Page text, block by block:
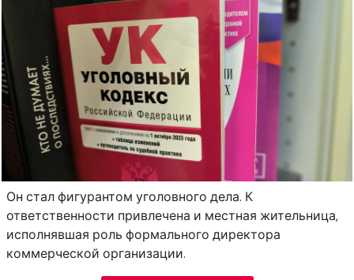
Он стал фигурантом уголовного дела. К
ответственности привлечена и местная жительница,
исполнявшая роль формального директора
коммерческой организации.